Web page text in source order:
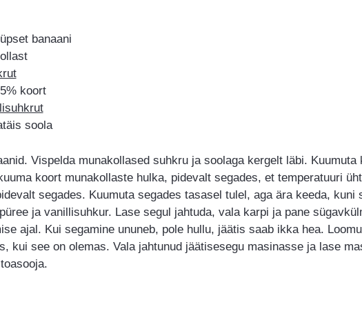
banaani
koort
soola
Vispelda munakollased suhkru ja soolaga kergelt läbi.
koort munakollaste hulka, pidevalt segades, et temperatuuri
segades. Kuumuta segades tasasel tulel, aga ära keeda,
ja vanillisuhkur. Lase segul jahtuda, vala karpi ja pane
ajal. Kui segamine ununeb, pole hullu, jäätis saab ikka hea.
kui see on olemas. Vala jahtunud jäätisesegu masinasse ja lase